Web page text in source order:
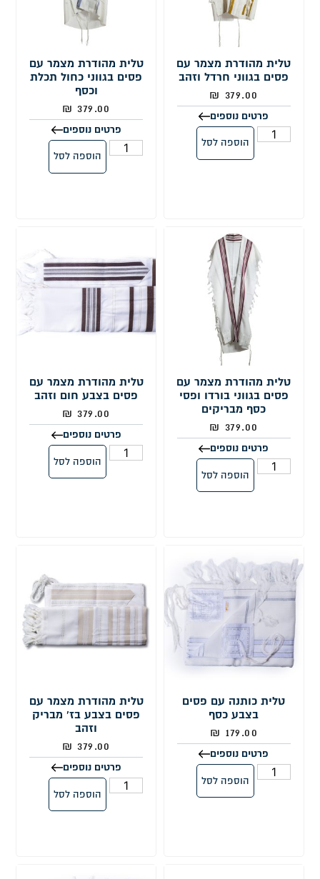
טלית מהודרת מצמר עם
פסים בגווני חרדל וזהב
379.00
₪
פרטים נוספים
הוספה לסל
טלית מהודרת מצמר עם
פסים בגווני כחול תכלת
וכסף
379.00
₪
פרטים נוספים
הוספה לסל
טלית מהודרת מצמר עם
פסים בגווני בורדו ופסי
כסף מבריקים
379.00
₪
פרטים נוספים
הוספה לסל
טלית מהודרת מצמר עם
פסים בצבע חום וזהב
379.00
₪
פרטים נוספים
הוספה לסל
טלית כותנה עם פסים
בצבע כסף
179.00
₪
פרטים נוספים
הוספה לסל
טלית מהודרת מצמר עם
פסים בצבע בז' מבריק
וזהב
379.00
₪
פרטים נוספים
הוספה לסל